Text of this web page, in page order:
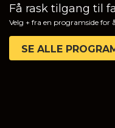
Få rask tilgang til
Velg + fra en programside
SE ALLE